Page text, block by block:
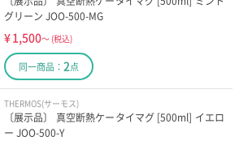
グリーン JOO-500-MG
¥1,500～ (税込)
同一商品： 2点
THERMOS(サーモス)
〔展示品〕 真空断熱ケータイマグ [500ml] イエロ
ー JOO-500-Y